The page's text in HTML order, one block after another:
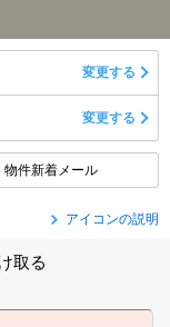
変更する
変更する
物件新着メール
アイコンの説明
取る